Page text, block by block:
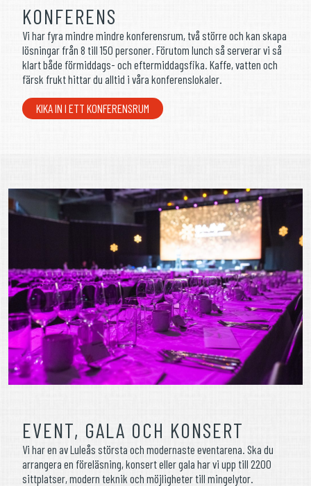
KONFERENS
Vi har fyra mindre mindre konferensrum, två större och kan skapa
lösningar från 8 till 150 personer. Förutom lunch så serverar vi så
klart både förmiddags- och eftermiddagsfika. Kaffe, vatten och
färsk frukt hittar du alltid i våra konferenslokaler.
KIKA IN I ETT KONFERENSRUM
EVENT, GALA OCH KONSERT
Vi har en av Luleås största och modernaste eventarena. Ska du
arrangera en föreläsning, konsert eller gala har vi upp till 2200
sittplatser, modern teknik och möjligheter till mingelytor.